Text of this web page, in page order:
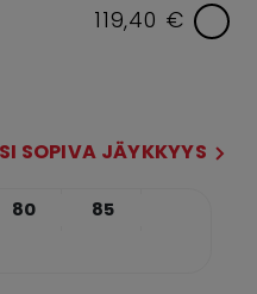
119,40 €
SOPIVA JÄYKKYYS
80
85